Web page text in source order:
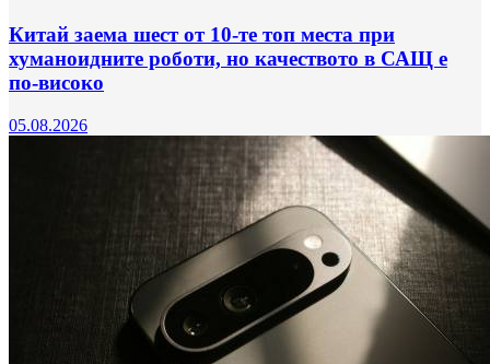
Китай заема шест от 10-те топ места при
хуманоидните роботи, но качеството в САЩ е
по-високо
05.08.2026